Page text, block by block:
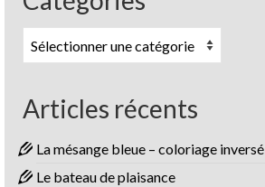
Catégories
Articles récents
La mésange bleue – coloriage inversé
Le bateau de plaisance